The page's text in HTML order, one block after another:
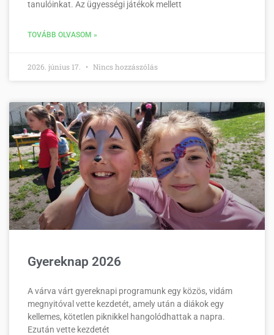
tanulóinkat. Az ügyességi játékok mellett
TOVÁBB OLVASOM »
2026. június 17. Nincs hozzászólás
Gyereknap 2026
A várva várt gyereknapi programunk egy közös, vidám
megnyitóval vette kezdetét, amely után a diákok egy
kellemes, kötetlen piknikkel hangolódhattak a napra.
Ezután vette kezdetét